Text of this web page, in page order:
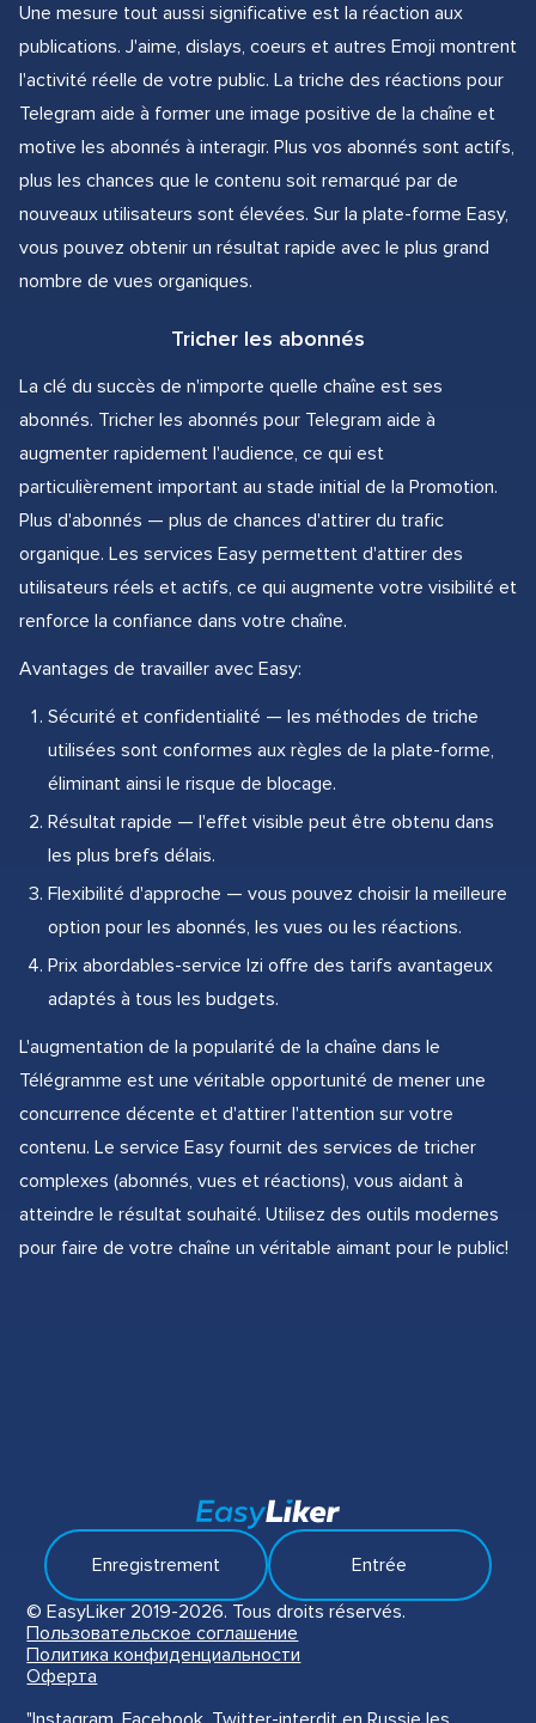
Une mesure tout aussi significative est la réaction aux
publications. J'aime, dislays, coeurs et autres Emoji montrent
l'activité réelle de votre public. La triche des réactions pour
Telegram aide à former une image positive de la chaîne et
motive les abonnés à interagir. Plus vos abonnés sont actifs,
plus les chances que le contenu soit remarqué par de
nouveaux utilisateurs sont élevées. Sur la plate-forme Easy,
vous pouvez obtenir un résultat rapide avec le plus grand
nombre de vues organiques.
Tricher les abonnés
La clé du succès de n'importe quelle chaîne est ses
abonnés. Tricher les abonnés pour Telegram aide à
augmenter rapidement l'audience, ce qui est
particulièrement important au stade initial de la Promotion.
Plus d'abonnés — plus de chances d'attirer du trafic
organique. Les services Easy permettent d'attirer des
utilisateurs réels et actifs, ce qui augmente votre visibilité et
renforce la confiance dans votre chaîne.
Avantages de travailler avec Easy:
Sécurité et confidentialité — les méthodes de triche
utilisées sont conformes aux règles de la plate-forme,
éliminant ainsi le risque de blocage.
Résultat rapide — l'effet visible peut être obtenu dans
les plus brefs délais.
Flexibilité d'approche — vous pouvez choisir la meilleure
option pour les abonnés, les vues ou les réactions.
Prix abordables-service Izi offre des tarifs avantageux
adaptés à tous les budgets.
L'augmentation de la popularité de la chaîne dans le
Télégramme est une véritable opportunité de mener une
concurrence décente et d'attirer l'attention sur votre
contenu. Le service Easy fournit des services de tricher
complexes (abonnés, vues et réactions), vous aidant à
atteindre le résultat souhaité. Utilisez des outils modernes
pour faire de votre chaîne un véritable aimant pour le public!
Enregistrement
Entrée
© EasyLiker 2019-2026. Tous droits réservés.
Пользовательское соглашение
Политика конфиденциальности
Оферта